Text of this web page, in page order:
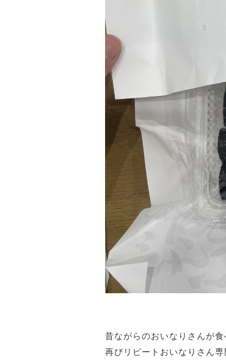
昔ながらのおいなりさんが食
再びリピートおいなりさん専